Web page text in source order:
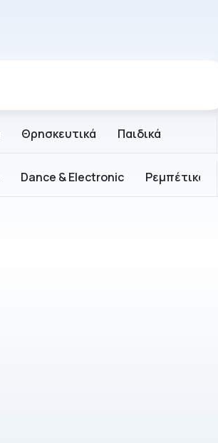
Θρησκευτικά Παιδικά
Dance & Electronic Ρεμπέτικα